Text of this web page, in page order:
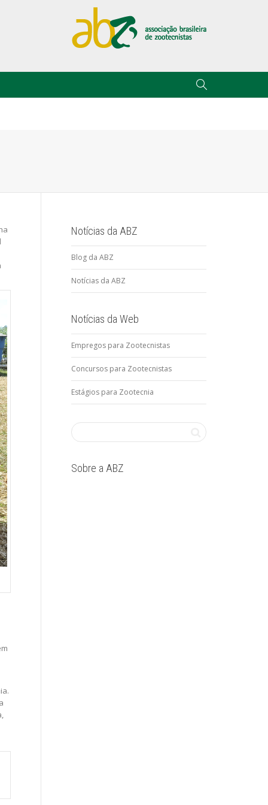
Notícias da ABZ
Blog da ABZ
Notícias da ABZ
Notícias da Web
Empregos para Zootecnistas
Concursos para Zootecnistas
Estágios para Zootecnia
Sobre a ABZ